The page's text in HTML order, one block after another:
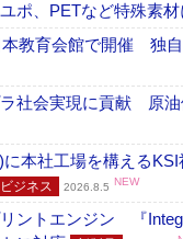
ポ、PETなど特殊素
教育会館で開催 独
社会実現に貢献 原油
に本社工場を構える
ビジネス 2026.8.5 NEW
トエンジン 『